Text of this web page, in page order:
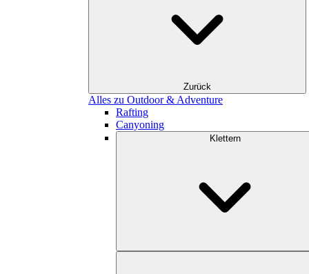
Zurück
Alles zu Outdoor & Adventure
Rafting
Canyoning
Klettern